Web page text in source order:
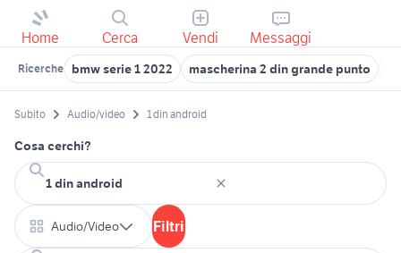
Home Cerca Vendi Messaggi
Ricerche bmw serie 1 2022 mascherina 2 din grande punto
Subito Audio/video 1 din android
Cosa cerchi?
Audio/Video Filtri